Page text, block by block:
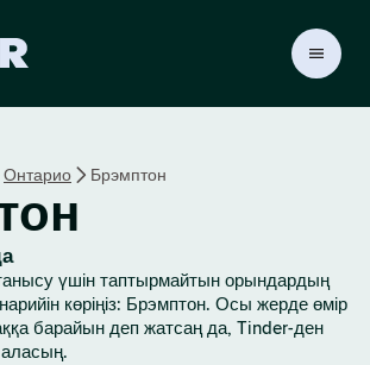
r
H
o
e
Онтарио Брэмптон
үшін таптырмайтын орындардың
көріңіз: Брэмптон. Осы жерде өмір
барайын деп жатсаң да, Tinder-ден